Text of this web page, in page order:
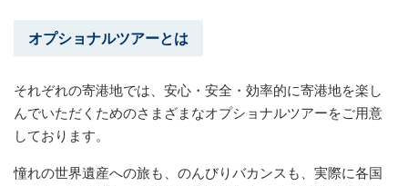
オプショナルツアーとは
それぞれの寄港地では、安心・安全・効率的に寄港地を楽し
んでいただくためのさまざまなオプショナルツアーをご用意
しております。
憧れの世界遺産への旅も、のんびりバカンスも、実際に各国